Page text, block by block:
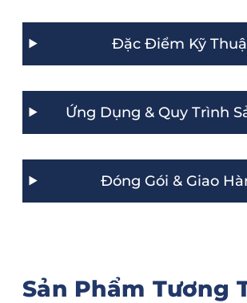
Đặc Điểm Kỹ
Ứng Dụng & Quy Trình
Đóng Gói & Giao
Sản Phẩm Tương